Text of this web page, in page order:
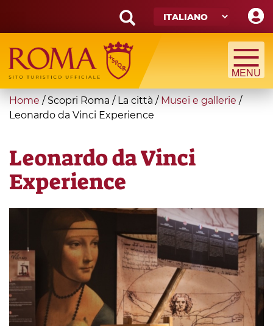
main
content
Search
form
Cerca
You
are
Home / Scopri Roma / La città / Musei e gallerie /
Leonardo da Vinci Experience
Leonardo da Vinci
Experience